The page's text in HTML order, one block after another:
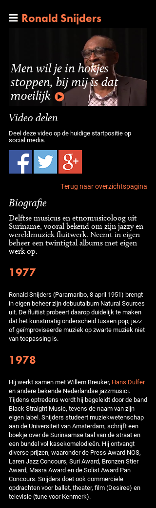
Ronald Snijders
Men wil je in hokjes
stoppen, bij mij is dat
moeilijk
Video delen
Deel deze video op de huidige startpositie op
social media.
Terug naar overzichtspagina
Biografie
Delftse musicus en etnomusicoloog uit
Suriname, vooral bekend om zijn jazzy en
wereldmuziek fluitwerk. Neemt in eigen
beheer een twintigtal albums met eigen
werk op.
1977
Ronald Snijders (Paramaribo, 8 april 1951) brengt
in eigen beheer zijn debuutalbum Natural Sources
uit. De fluitist probeert daarop duidelijk te maken
dat het kunstmatig onderscheid tussen pop, jazz
of geïmproviseerde muziek op zwarte muziek niet
van toepassing is.
1978
Hij werkt samen met Willem Breuker, Hans Dulfer
en andere bekende Nederlandse jazzmusici.
Tijdens optredens wordt hij begeleidt door de band
Black Straight Music, tevens de naam van zijn
eigen label. Snijders studeert muziekwetenschap
aan de Universiteit van Amsterdam, schrijft een
boekje over de Surinaamse taal van de straat en
een bundel vol kasekomelodieën. Hij ontvangt
diverse prijzen, waaronder de Press Award NOS,
Laren Jazz Concours, Suri Award, Bronzen Stier
Award, Masra Award en de Solist Award Pan
Concours. Snijders doet ook commerciele
opdrachten voor ballet, theater, film (Desiree) en
televisie (tune voor Kenmerk).